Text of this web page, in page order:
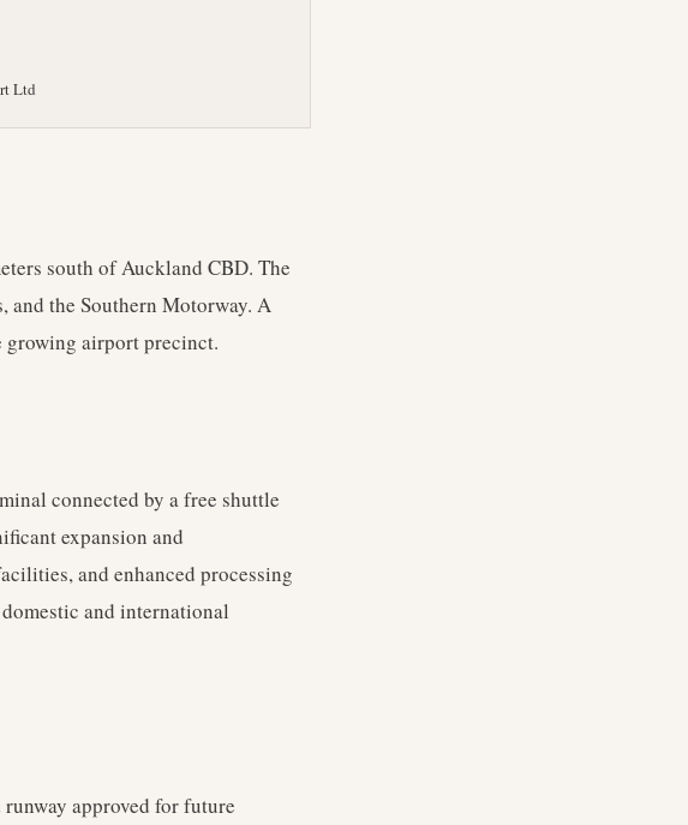
Ltd
south of Auckland CBD. The
and the Southern Motorway. A
airport precinct.
connected by a free shuttle
expansion and
and enhanced processing
and international
approved for future